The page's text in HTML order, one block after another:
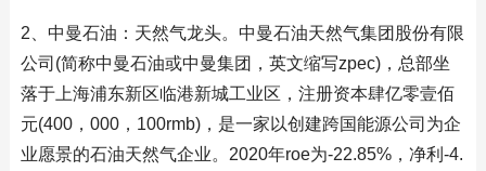
2、中曼石油：天然气龙头。中曼石油天然气集团股份有限
公司(简称中曼石油或中曼集团，英文缩写zpec)，总部坐
落于上海浦东新区临港新城工业区，注册资本肆亿零壹佰
元(400，000，100rmb)，是一家以创建跨国能源公司为企
业愿景的石油天然气企业。2020年roe为-22.85%，净利-4.